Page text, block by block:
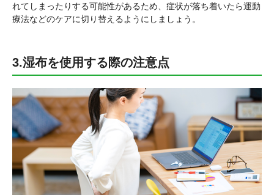
れてしまったりする可能性があるため、症状が落ち着いたら運動
療法などのケアに切り替えるようにしましょう。
3.湿布を使用する際の注意点